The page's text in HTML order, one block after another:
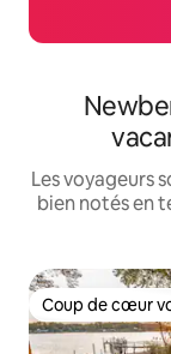
Les voyageurs
bien notés en
Coup de cœur
Coup de cœur